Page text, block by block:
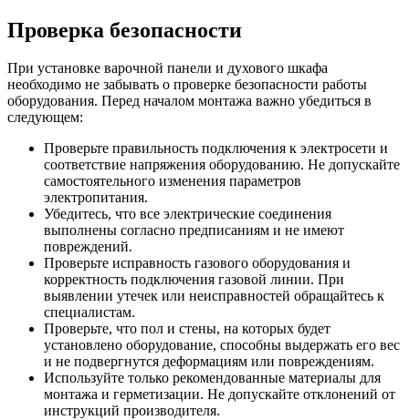
Проверка безопасности
При установке варочной панели и духового шкафа
необходимо не забывать о проверке безопасности работы
оборудования. Перед началом монтажа важно убедиться в
следующем:
Проверьте правильность подключения к электросети и
соответствие напряжения оборудованию. Не допускайте
самостоятельного изменения параметров
электропитания.
Убедитесь, что все электрические соединения
выполнены согласно предписаниям и не имеют
повреждений.
Проверьте исправность газового оборудования и
корректность подключения газовой линии. При
выявлении утечек или неисправностей обращайтесь к
специалистам.
Проверьте, что пол и стены, на которых будет
установлено оборудование, способны выдержать его вес
и не подвергнутся деформациям или повреждениям.
Используйте только рекомендованные материалы для
монтажа и герметизации. Не допускайте отклонений от
инструкций производителя.